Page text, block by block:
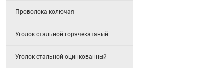
Проволока колючая
Уголок стальной горячекатаный
Уголок стальной оцинкованный